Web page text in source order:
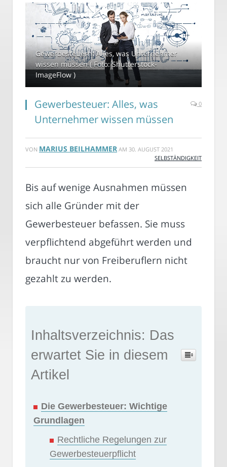
Gewerbesteuern: Alles, was Unternehmer
wissen müssen ( Foto: Shutterstock-
ImageFlow )
Gewerbesteuer: Alles, was
Unternehmer wissen müssen
0
VON MARIUS BEILHAMMER AM 30. AUGUST 2021
SELBSTÄNDIGKEIT
Bis auf wenige Ausnahmen müssen
sich alle Gründer mit der
Gewerbesteuer befassen. Sie muss
verpflichtend abgeführt werden und
braucht nur von Freiberuflern nicht
gezahlt zu werden.
Inhaltsverzeichnis: Das
erwartet Sie in diesem
Artikel
Die Gewerbesteuer: Wichtige
Grundlagen
Rechtliche Regelungen zur
Gewerbesteuerpflicht